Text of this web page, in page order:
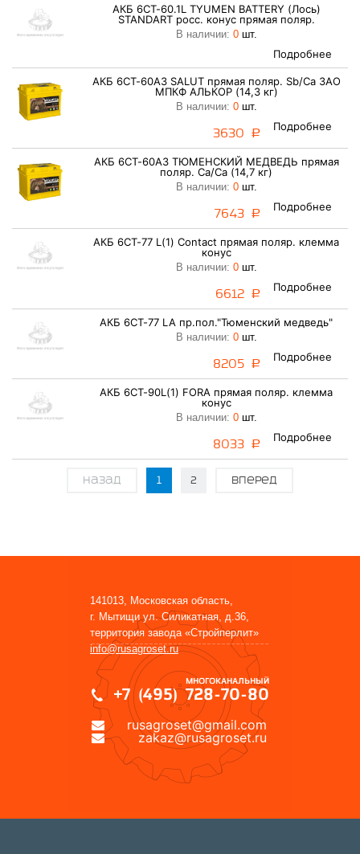
АКБ 6СТ-60.1L TYUMEN BATTERY (Лось)
STANDART росс. конус прямая поляр.
В наличии: 0шт.
Подробнее
АКБ 6СТ-60АЗ SALUT прямая поляр. Sb/Ca ЗАО
МПКФ АЛЬКОР (14,3 кг)
В наличии: 0шт.
Подробнее
3630 a
АКБ 6СТ-60АЗ ТЮМЕНСКИЙ МЕДВЕДЬ прямая
поляр. Ca/Ca (14,7 кг)
В наличии: 0шт.
Подробнее
7643 a
АКБ 6СТ-77 L(1) Contact прямая поляр. клемма
конус
В наличии: 0шт.
Подробнее
6612 a
АКБ 6СТ-77 LA пр.пол."Тюменский медведь"
В наличии: 0шт.
Подробнее
8205 a
АКБ 6СТ-90L(1) FORA прямая поляр. клемма
конус
В наличии: 0шт.
Подробнее
8033 a
Назад 1 2 Вперед
МНОГОКАНАЛЬНЫЙ
+7 (495) 728-70-80
rusagroset@gmail.com
zakaz@rusagroset.ru
141013, Московская область,
г. Мытищи ул. Силикатная, д.36,
территория завода «Стройперлит»
info@rusagroset.ru